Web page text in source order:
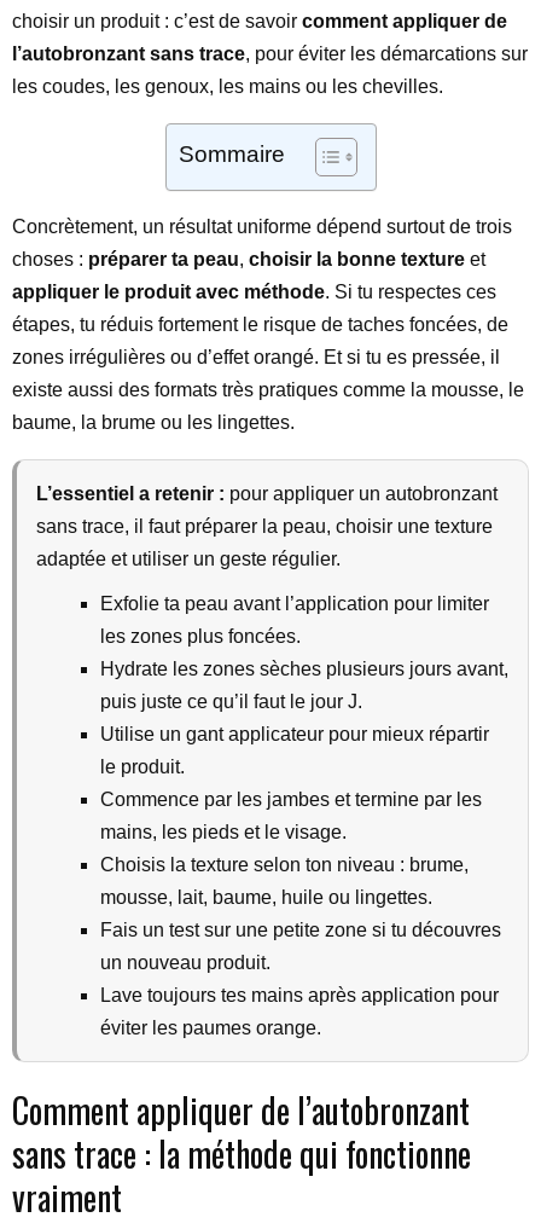
choisir un produit : c’est de savoir comment appliquer de
l’autobronzant sans trace, pour éviter les démarcations sur
les coudes, les genoux, les mains ou les chevilles.
Sommaire
Concrètement, un résultat uniforme dépend surtout de trois
choses : préparer ta peau, choisir la bonne texture et
appliquer le produit avec méthode. Si tu respectes ces
étapes, tu réduis fortement le risque de taches foncées, de
zones irrégulières ou d’effet orangé. Et si tu es pressée, il
existe aussi des formats très pratiques comme la mousse, le
baume, la brume ou les lingettes.
L’essentiel a retenir : pour appliquer un autobronzant
sans trace, il faut préparer la peau, choisir une texture
adaptée et utiliser un geste régulier.
Exfolie ta peau avant l’application pour limiter
les zones plus foncées.
Hydrate les zones sèches plusieurs jours avant,
puis juste ce qu’il faut le jour J.
Utilise un gant applicateur pour mieux répartir
le produit.
Commence par les jambes et termine par les
mains, les pieds et le visage.
Choisis la texture selon ton niveau : brume,
mousse, lait, baume, huile ou lingettes.
Fais un test sur une petite zone si tu découvres
un nouveau produit.
Lave toujours tes mains après application pour
éviter les paumes orange.
Comment appliquer de l’autobronzant
sans trace : la méthode qui fonctionne
vraiment